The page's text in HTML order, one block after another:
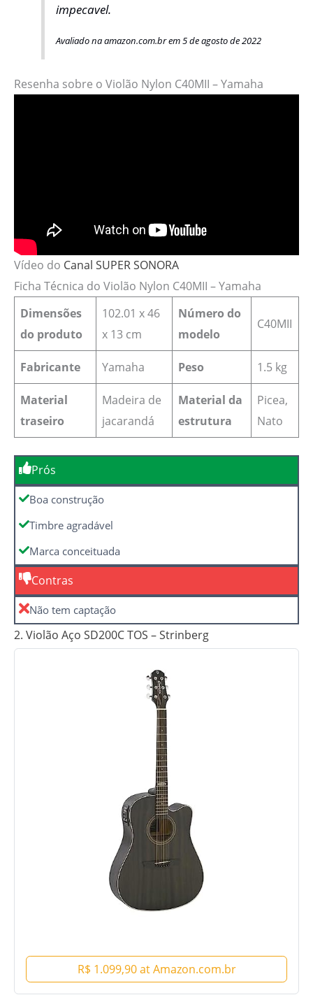
impecavel.
Avaliado na amazon.com.br em 5 de agosto de 2022
Resenha sobre o Violão Nylon C40MII – Yamaha
Vídeo do Canal SUPER SONORA
Ficha Técnica do Violão Nylon C40MII – Yamaha
Dimensões
do produto
‎102.01 x 46
x 13 cm
Número do
modelo
C40MII
Fabricante ‎Yamaha Peso 1.5 kg
Material
traseiro
Madeira de
jacarandá
Material da
estrutura
Picea,
Nato
Prós
Boa construção
Timbre agradável
Marca conceituada
Contras
Não tem captação
2. Violão Aço SD200C TOS – Strinberg
R$ 1.099,90 at Amazon.com.br